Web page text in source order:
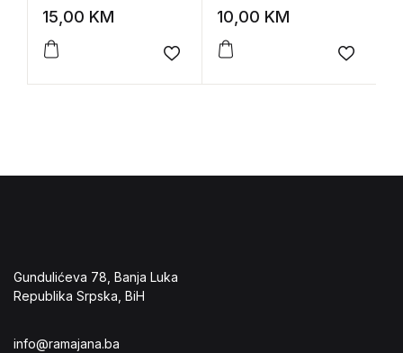
pjesnički zapisi
15,00 KM
Add to wishlist
pesništvo
10,00 KM
Add to
Gundulićeva 78, Banja Luka
Republika Srpska, BiH
info@ramajana.ba